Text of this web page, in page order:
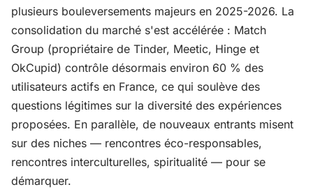
plusieurs bouleversements majeurs en 2025-2026. La
consolidation du marché s'est accélérée : Match
Group (propriétaire de Tinder, Meetic, Hinge et
OkCupid) contrôle désormais environ 60 % des
utilisateurs actifs en France, ce qui soulève des
questions légitimes sur la diversité des expériences
proposées. En parallèle, de nouveaux entrants misent
sur des niches — rencontres éco-responsables,
rencontres interculturelles, spiritualité — pour se
démarquer.